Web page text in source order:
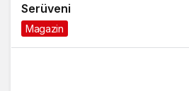
Serüveni
Magazin